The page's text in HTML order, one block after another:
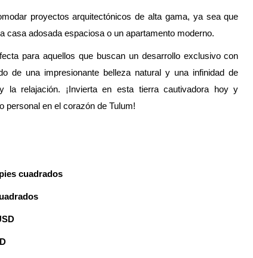
proyectos arquitectónicos de alta gama, ya sea que
casa adosada espaciosa o un apartamento moderno.
para aquellos que buscan un desarrollo exclusivo con
de una impresionante belleza natural y una infinidad de
la relajación. ¡Invierta en esta tierra cautivadora hoy y
personal en el corazón de Tulum!
cuadrados